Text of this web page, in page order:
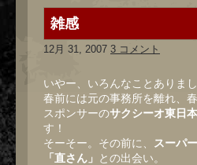
雑感
12月 31, 2007 3 コメント
いやー、いろんなことありまし
春前には元の事務所を離れ、
スポンサーのサクシーオ東日
す！
そーそー。その前に、
スーパ
「直さん」 との出会い。